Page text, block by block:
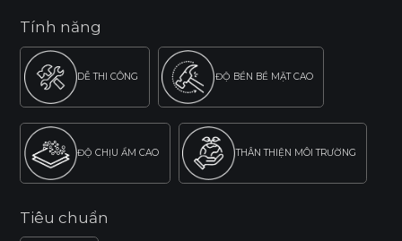
Tính năng
DỄ THI CÔNG ĐỘ BỀN BỀ MẶT CAO
ĐỘ CHỊU ẨM CAO THÂN THIỆN MÔI TRƯỜNG
Tiêu chuẩn